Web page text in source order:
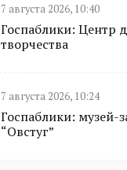
7 августа 2026, 10:40
Госпаблики: Центр
творчества
7 августа 2026, 10:24
Госпаблики: музей-
“Овстуг”